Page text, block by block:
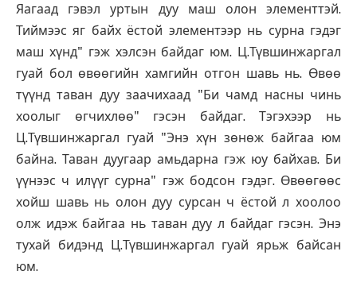
Яагаад гэвэл уртын дуу маш олон элементтэй.
Тиймээс яг байх ёстой элементээр нь сурна гэдэг
маш хүнд" гэж хэлсэн байдаг юм. Ц.Түвшинжаргал
гуай бол өвөөгийн хамгийн отгон шавь нь. Өвөө
түүнд таван дуу заачихаад "Би чамд насны чинь
хоолыг өгчихлөө" гэсэн байдаг. Тэгэхээр нь
Ц.Түвшинжаргал гуай "Энэ хүн зөнөж байгаа юм
байна. Таван дуугаар амьдарна гэж юу байхав. Би
үүнээс ч илүүг сурна" гэж бодсон гэдэг. Өвөөгөөс
хойш шавь нь олон дуу сурсан ч ёстой л хоолоо
олж идэж байгаа нь таван дуу л байдаг гэсэн. Энэ
тухай бидэнд Ц.Түвшинжаргал гуай ярьж байсан
юм.